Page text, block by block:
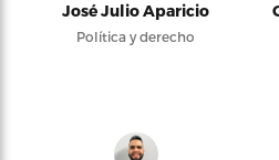
José Julio Aparicio
Política y derecho